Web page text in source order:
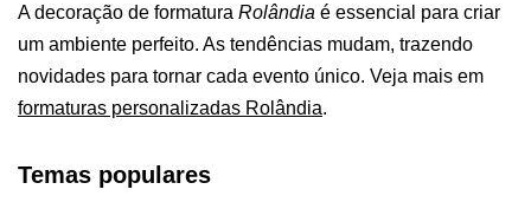
Adecoração de formatura Rolândia é essencial para criar
um ambiente perfeito. As tendências mudam, trazendo
novidades para tornar cada evento único. Veja mais em
formaturas personalizadas Rolândia.
Temas populares